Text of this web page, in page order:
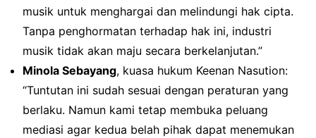
musik untuk menghargai dan melindungi hak cipta.
Tanpa penghormatan terhadap hak ini, industri
musik tidak akan maju secara berkelanjutan.”
Minola Sebayang, kuasa hukum Keenan Nasution:
“Tuntutan ini sudah sesuai dengan peraturan yang
berlaku. Namun kami tetap membuka peluang
mediasi agar kedua belah pihak dapat menemukan